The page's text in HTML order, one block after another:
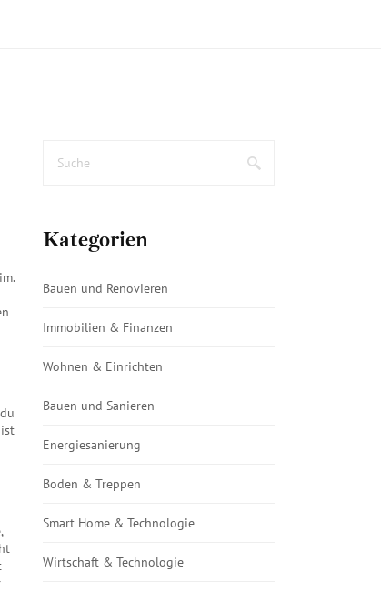
.
ist
Kategorien
Bauen und Renovieren
Immobilien & Finanzen
Wohnen & Einrichten
Bauen und Sanieren
Energiesanierung
Boden & Treppen
Smart Home & Technologie
Wirtschaft & Technologie